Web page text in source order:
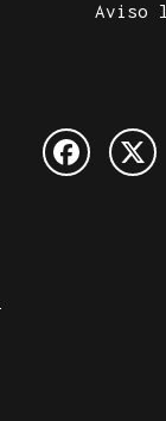
Aviso